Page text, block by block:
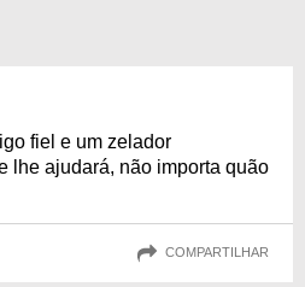
fiel e um zelador
lhe ajudará, não importa quão
COMPARTILHAR